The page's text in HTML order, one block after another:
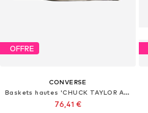
OFFRE
CONVERSE
Baskets hautes 'CHUCK TAYLOR ALL STAR'
76,41 €